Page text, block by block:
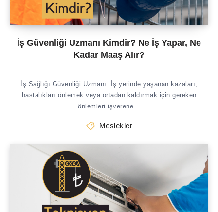
İş Güvenliği Uzmanı Kimdir? Ne İş Yapar, Ne
Kadar Maaş Alır?
İş Sağlığı Güvenliği Uzmanı: İş yerinde yaşanan kazaları,
hastalıkları önlemek veya ortadan kaldırmak için gereken
önlemleri işverene…
Meslekler